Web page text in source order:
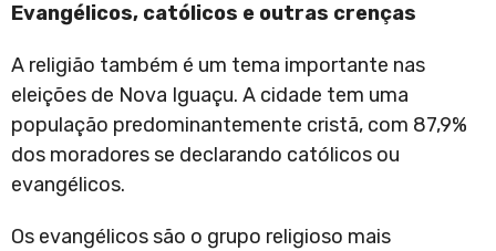
Evangélicos, católicos e outras crenças
A religião também é um tema importante nas
eleições de Nova Iguaçu. A cidade tem uma
população predominantemente cristã, com 87,9%
dos moradores se declarando católicos ou
evangélicos.
Os evangélicos são o grupo religioso mais